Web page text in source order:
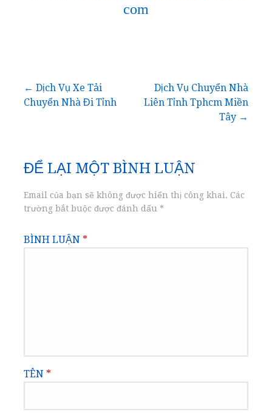
com
Điều
viết
← Dịch Vụ Xe Tải
Chuyển Nhà Đi Tỉnh
Dịch Vụ Chuyển Nhà
Liên Tỉnh Tphcm Miền
Tây →
ĐỂ LẠI MỘT BÌNH LUẬN
Email của bạn sẽ không được hiển thị công khai. Các
trường bắt buộc được đánh dấu *
BÌNH LUẬN *
TÊN *